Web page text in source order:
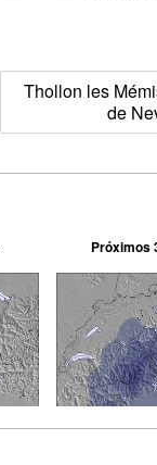
Thollon les
de
Próximos